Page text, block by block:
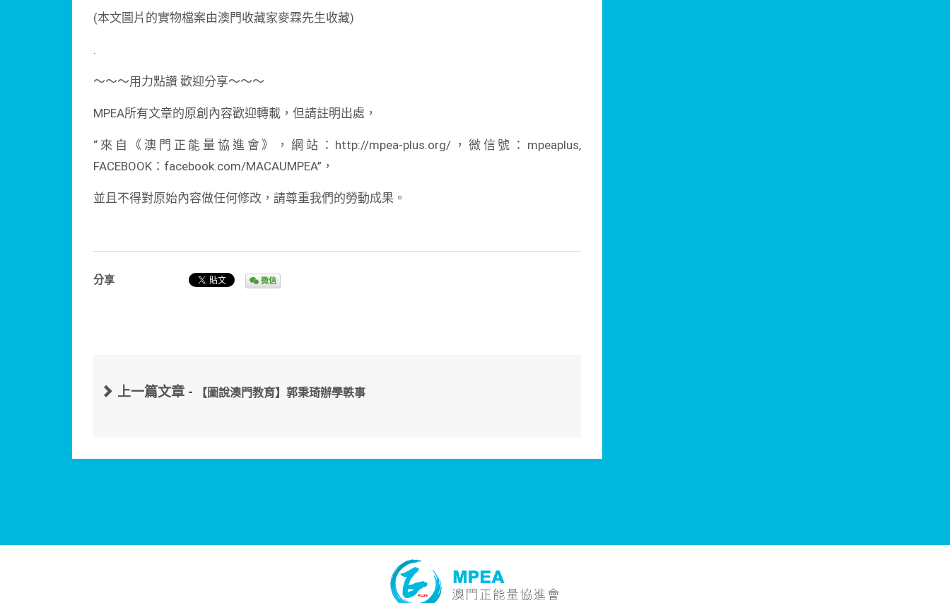
(本文圖片的實物檔案由澳門收藏家麥霖先生收藏)
.
～～～用力點讚 歡迎分享～～～
MPEA所有文章的原創內容歡迎轉載，但請註明出處，
“來自《澳門正能量協進會》，網站：http://mpea-plus.org/，微信號：mpeaplus,
FACEBOOK：facebook.com/MACAUMPEA”，
並且不得對原始內容做任何修改，請尊重我們的勞動成果。
分享 微信
上一篇文章 - 【圖說澳門教育】郭秉琦辦學軼事